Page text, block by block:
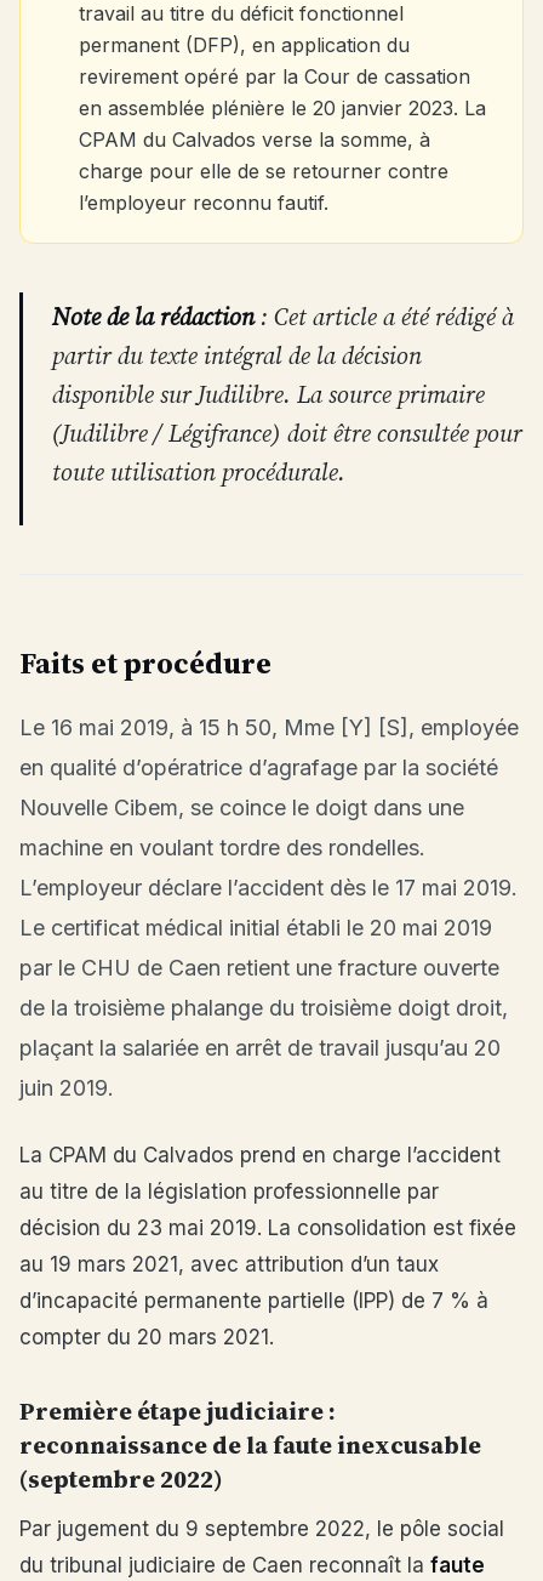
travail au titre du déficit fonctionnel
permanent (DFP), en application du
revirement opéré par la Cour de cassation
en assemblée plénière le 20 janvier 2023. La
CPAM du Calvados verse la somme, à
charge pour elle de se retourner contre
l’employeur reconnu fautif.
Note de la rédaction: Cet article a été rédigé à
partir du texte intégral de la décision
disponible sur Judilibre. La source primaire
(Judilibre / Légifrance) doit être consultée pour
toute utilisation procédurale.
Faits et procédure
Le 16 mai 2019, à 15 h 50, Mme [Y] [S], employée
en qualité d’opératrice d’agrafage par la société
Nouvelle Cibem, se coince le doigt dans une
machine en voulant tordre des rondelles.
L’employeur déclare l’accident dès le 17 mai 2019.
Le certificat médical initial établi le 20 mai 2019
par le CHU de Caen retient une fracture ouverte
de la troisième phalange du troisième doigt droit,
plaçant la salariée en arrêt de travail jusqu’au 20
juin 2019.
La CPAM du Calvados prend en charge l’accident
au titre de la législation professionnelle par
décision du 23 mai 2019. La consolidation est fixée
au 19 mars 2021, avec attribution d’un taux
d’incapacité permanente partielle (IPP) de 7 % à
compter du 20 mars 2021.
Première étape judiciaire :
reconnaissance de la faute inexcusable
(septembre 2022)
Par jugement du 9 septembre 2022, le pôle social
du tribunal judiciaire de Caen reconnaît la faute